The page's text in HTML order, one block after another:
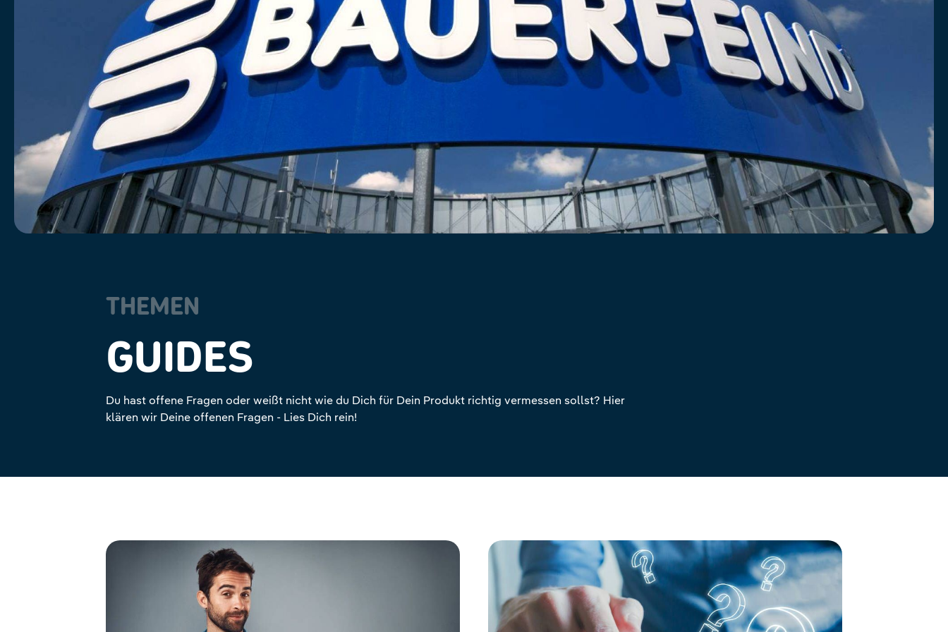
THEMEN
GUIDES
Du hast offene Fragen oder weißt nicht wie du Dich für Dein Produkt richtig vermessen sollst? Hier
klären wir Deine offenen Fragen - Lies Dich rein!